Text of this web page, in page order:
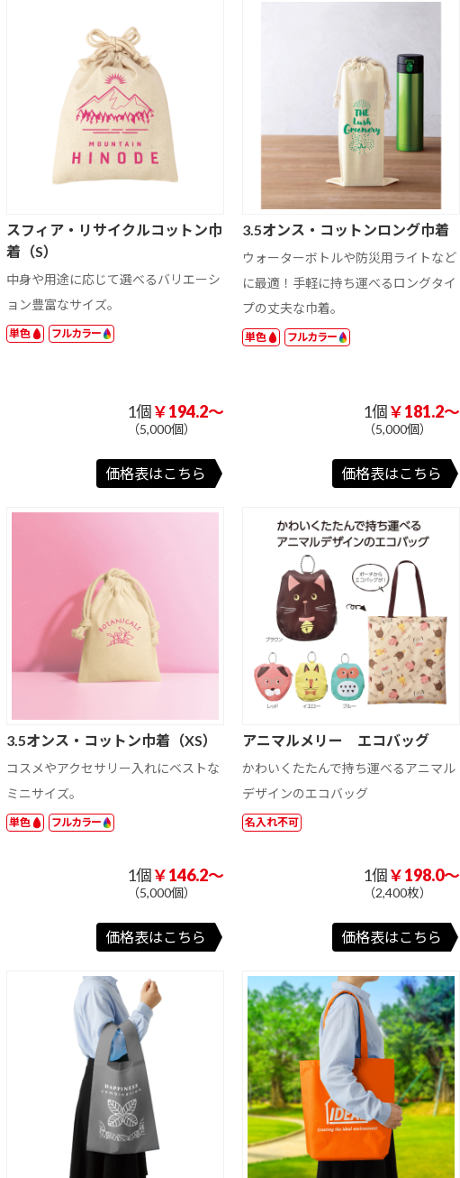
201 円以上
オリジナル形状
ジャンボ文字 国内アート
外国風景・海 ペット・動物
趣味
その他壁掛けカ
レンダー
301 ～ 400 円 401 ～ 500 円
国内アート 日本風景・庭園
その他写真 健康・情報
六曜表示なし
エコ卓上カレン
フルカラー名入
れ
アイスネックリ
お風呂・入浴
クロス
301 ～ 400 円 401 ～ 500 円
301 ～ 400 円 401 ～ 500 円
401 ～ 500 円
リルキーホルダ
ー ボールチェー
アクリルグッ
スフィア・リサイクルコットン巾
着（S）
中身や用途に応じて選べるバリエーシ
ョン豊富なサイズ。
単色 フルカラー
1個￥194.2～
（5,000個）
価格表はこちら
3.5オンス・コットンロング巾着
ウォーターボトルや防災用ライトなど
に最適！手軽に持ち運べるロングタイ
プの丈夫な巾着。
単色 フルカラー
1個￥181.2～
（5,000個）
価格表はこちら
3.5オンス・コットン巾着（XS）
コスメやアクセサリー入れにベストな
ミニサイズ。
単色 フルカラー
1個￥146.2～
（5,000個）
価格表はこちら
アニマルメリー エコバッグ
かわいくたたんで持ち運べるアニマル
デザインのエコバッグ
名入れ不可
1個￥198.0～
（2,400枚）
価格表はこちら